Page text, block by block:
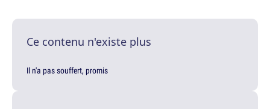
Ce contenu n'existe plus
Il n'a pas souffert, promis